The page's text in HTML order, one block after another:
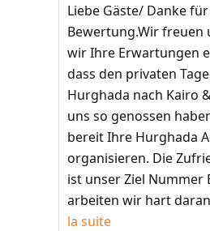
Liebe Gäste/ Danke
Bewertung.Wir freuen
wir Ihre Erwartungen
dass den privaten
Hurghada nach Kairo
uns so genossen
bereit Ihre Hurghada
organisieren. Die
ist unser Ziel Nummer
arbeiten wir hart
la suite